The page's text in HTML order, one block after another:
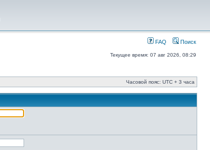
FAQ Поиск
Текущее время: 07 авг 2026, 08:29
Часовой пояс: UTC + 3 часа